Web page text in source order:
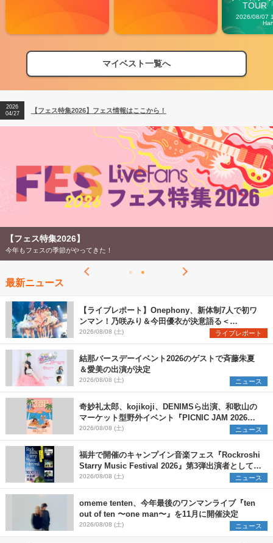
TOUR
2026/08/07
マイベスト一覧へ
【フェス特集2026】フェス情報はここから！
【ライブ動員ランキング】2026年上半期編発表！
2026
04/27
【フェス特集2026】フェス情報はここから！
2026
【ライブ動員ランキング】2026年上半期編発表！
【フェス特集2026】
今年もフェスの季節がやってきた！
最新ニュース
【ライブレポート】Onephony、新体制7人で初ワ
ンマン！乃咲みり＆今田優衣が決意語る＜
Onephony新体制1st Oneman Live はじまりの夏
＞
2026/08/08 (土) ライブレポート
結那バースデーイベント2026のゲストで斉藤朱夏
＆愛美の出演が決定
2026/08/08 (土) ニュース
奇妙礼太郎、kojikoji、DENIMSら出演、和歌山の
マーケット型野外イベント『PICNIC JAM 2026』
早割チケット発売開始
2026/08/08 (土) ニュース
福井で開催のキャンプイン音楽フェス『Rockroshi
Starry Music Festival 2026』第3弾出演者として
SCOOBIE DO、かりゆし58、Reiを発表
2026/08/08 (土) ニュース
omeme tenten、今年最後のワンマンライブ『ten
out of ten 〜one man〜』を11月に開催決定
2026/08/08 (土) ニュース